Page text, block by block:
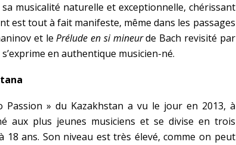
musicalité naturelle et exceptionnelle, chérissant
est tout à fait manifeste, même dans les passages
et lePrélude en si mineurde Bach revisité par
en authentique musicien-né.
Passion » du Kazakhstan a vu le jour en 2013, à
aux plus jeunes musiciens et se divise en trois
18 ans. Son niveau est très élevé, comme on peut